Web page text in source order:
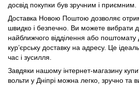
досвід покупки був зручним і приємним.
Доставка Новою Поштою дозволяє
швидко і безпечно. Ви можете вибрати
найближчого відділення або поштомату
кур’єрську доставку на адресу. Це
час і зусилля.
Завдяки нашому інтернет-магазину
вольти у Дніпрі можна легко, зручно та